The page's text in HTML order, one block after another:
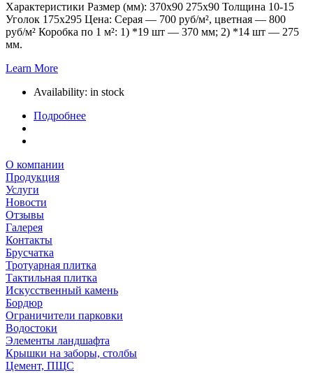
Характеристики Размер (мм): 370х90 275х90 Толщина 10-15
Уголок 175х295 Цена: Серая — 700 руб/м², цветная — 800
руб/м² Коробка по 1 м²: 1) *19 шт — 370 мм; 2) *14 шт — 275
мм.
Learn More
Availability: in stock
Подробнее
О компании
Продукция
Услуги
Новости
Отзывы
Галерея
Контакты
Брусчатка
Тротуарная плитка
Тактильная плитка
Искусственный камень
Бордюр
Ограничители парковки
Водостоки
Элементы ландшафта
Крышки на заборы, столбы
Цемент, ПЩС